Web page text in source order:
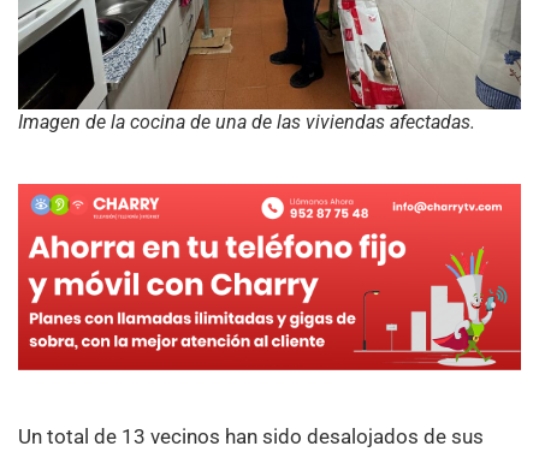
Imagen de la cocina de una de las viviendas afectadas.
Un total de 13 vecinos han sido desalojados de sus